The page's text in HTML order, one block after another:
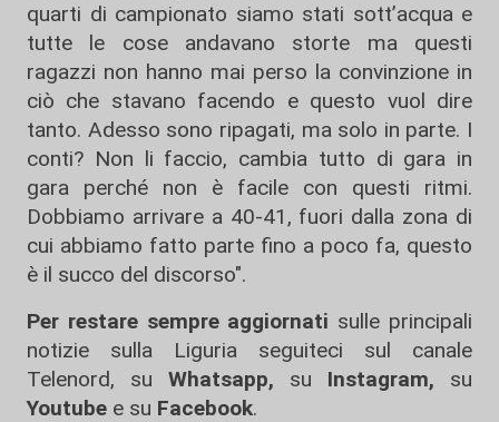
quarti di campionato siamo stati sott’acqua e
tutte le cose andavano storte ma questi
ragazzi non hanno mai perso la convinzione in
ciò che stavano facendo e questo vuol dire
tanto. Adesso sono ripagati, ma solo in parte. I
conti? Non li faccio, cambia tutto di gara in
gara perché non è facile con questi ritmi.
Dobbiamo arrivare a 40-41, fuori dalla zona di
cui abbiamo fatto parte fino a poco fa, questo
è il succo del discorso".
Per restare sempre aggiornati sulle principali
notizie sulla Liguria seguiteci sul canale
Telenord, su
Whatsapp, su Instagram, su
Youtube e su Facebook.